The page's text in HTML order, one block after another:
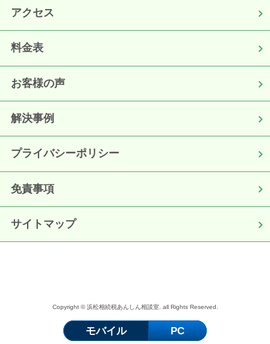
アクセス
料金表
お客様の声
解決事例
プライバシーポリシー
免責事項
サイトマップ
Copyright © 浜松相続税あんしん相談室. all Rights Reserved.
モバイル PC